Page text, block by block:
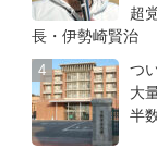
超
長・伊勢崎賢治
つ
大
半